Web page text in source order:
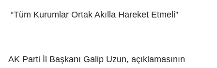
“Tüm Kurumlar Ortak Akılla Hareket Etmeli”
AK Parti İl Başkanı Galip Uzun, açıklamasının